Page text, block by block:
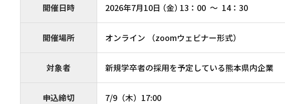
開催日時 2026年7月10日（金）13：00 〜 14：30
開催場所 オンライン （zoomウェビナー形式）
対象者 新規学卒者の採用を予定している熊本県内企業
申込締切 7/9（木）17:00